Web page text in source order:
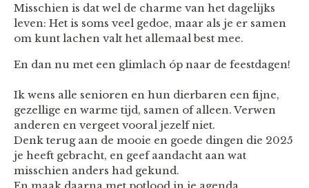
Misschien is dat wel de charme van het dagelijks
leven: Het is soms veel gedoe, maar als je er samen
om kunt lachen valt het allemaal best mee.
En dan nu met een glimlach óp naar de feestdagen!
Ik wens alle senioren en hun dierbaren een fijne,
gezellige en warme tijd, samen of alleen. Verwen
anderen en vergeet vooral jezelf niet.
Denk terug aan de mooie en goede dingen die 2025
je heeft gebracht, en geef aandacht aan wat
misschien anders had gekund.
En maak daarna met potlood in je agenda